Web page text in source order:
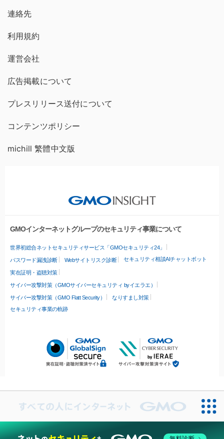
連絡先
利用規約
運営会社
広告掲載について
プレスリリース送付について
コンテンツポリシー
michill 繁體中文版
GMOインターネットグループのセキュリティ事業について
世界初総合ネットセキュリティサービス「GMOセキュリティ24」
パスワード漏洩診断 Webサイトリスク診断 セキュリティ相談AIチャットボット
実在証明・盗聴対策
サイバー攻撃対策（GMOサイバーセキュリティ byイエラエ）
サイバー攻撃対策（GMO Flatt Security）
なりすまし対策
セキュリティ事業の軌跡